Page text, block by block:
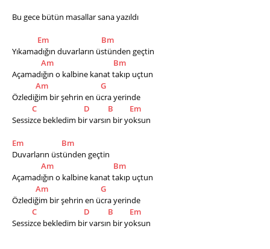
Bu gece bütün masallar sana yazıldı
Em
Bm
Yıkamadığın duvarların üstünden geçtin
Am
Bm
Açamadığın o kalbine kanat takıp uçtun
Am
G
Özlediğim bir şehrin en ücra yerinde
C
D B
Em
Sessizce bekledim bir varsın bir yoksun
Em
Bm
Duvarların üstünden geçtin
Am
Bm
Açamadığın o kalbine kanat takıp uçtun
Am
G
Özlediğim bir şehrin en ücra yerinde
C
D B
Em
Sessizce bekledim bir varsın bir yoksun